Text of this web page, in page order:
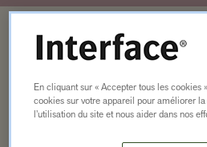
LE GRAIN
DU BOIS
AU
En cliquant sur « Accepter tous les cookies
cookies sur votre appareil pour améliorer
l’utilisation du site et nous aider dans nos